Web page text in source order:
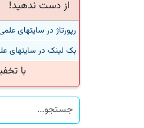
از دست ندهید!
رپورتاژ در سایتهای
بک لینک در سایتهای
با